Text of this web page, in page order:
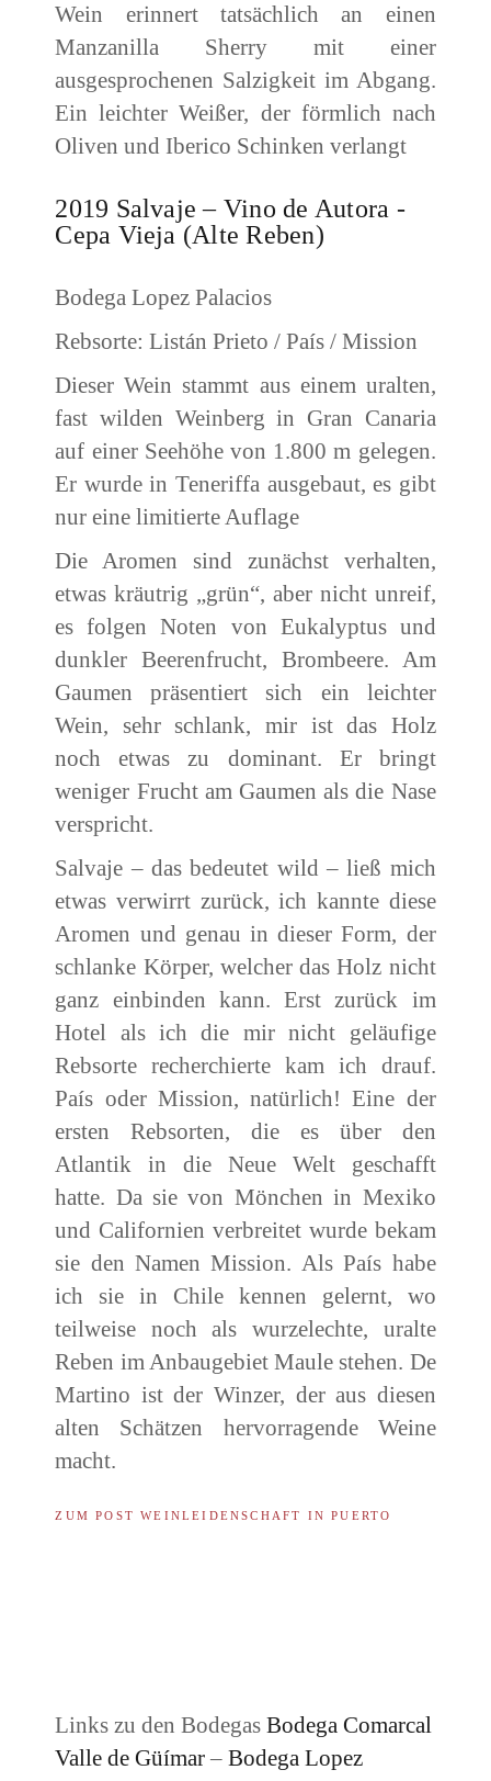
Wein erinnert tatsächlich an einen
Manzanilla Sherry mit einer
ausgesprochenen Salzigkeit im Abgang.
Ein leichter Weißer, der förmlich nach
Oliven und Iberico Schinken verlangt
2019 Salvaje – Vino de Autora -
Cepa Vieja (Alte Reben)
Bodega Lopez Palacios
Rebsorte: Listán Prieto / País / Mission
Dieser Wein stammt aus einem uralten,
fast wilden Weinberg in Gran Canaria
auf einer Seehöhe von 1.800 m gelegen.
Er wurde in Teneriffa ausgebaut, es gibt
nur eine limitierte Auflage
Die Aromen sind zunächst verhalten,
etwas kräutrig „grün“, aber nicht unreif,
es folgen Noten von Eukalyptus und
dunkler Beerenfrucht, Brombeere. Am
Gaumen präsentiert sich ein leichter
Wein, sehr schlank, mir ist das Holz
noch etwas zu dominant. Er bringt
weniger Frucht am Gaumen als die Nase
verspricht.
Salvaje – das bedeutet wild – ließ mich
etwas verwirrt zurück, ich kannte diese
Aromen und genau in dieser Form, der
schlanke Körper, welcher das Holz nicht
ganz einbinden kann. Erst zurück im
Hotel als ich die mir nicht geläufige
Rebsorte recherchierte kam ich drauf.
País oder Mission, natürlich! Eine der
ersten Rebsorten, die es über den
Atlantik in die Neue Welt geschafft
hatte. Da sie von Mönchen in Mexiko
und Californien verbreitet wurde bekam
sie den Namen Mission. Als País habe
ich sie in Chile kennen gelernt, wo
teilweise noch als wurzelechte, uralte
Reben im Anbaugebiet Maule stehen. De
Martino ist der Winzer, der aus diesen
alten Schätzen hervorragende Weine
macht.
ZUM POST WEINLEIDENSCHAFT IN PUERTO
Links zu den BodegasBodega Comarcal
Valle de Güímar –Bodega Lopez